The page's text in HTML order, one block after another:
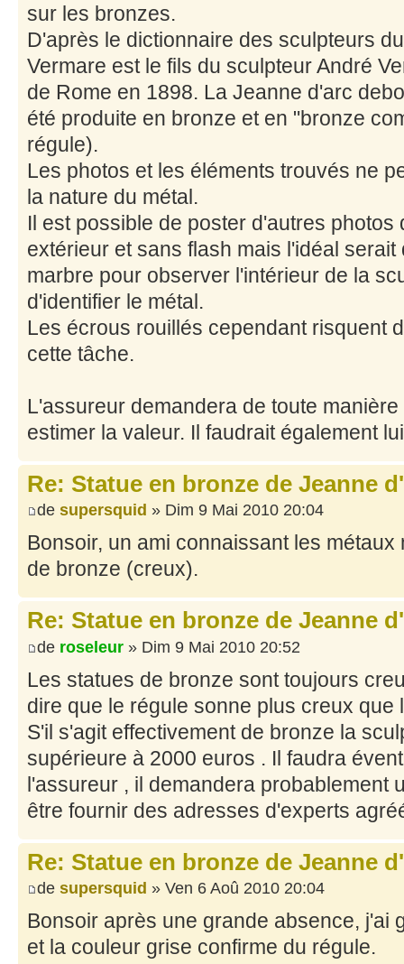
sur les bronzes.
D'après le dictionnaire des sculpteurs
Vermare est le fils du sculpteur André
de Rome en 1898. La Jeanne d'arc
été produite en bronze et en "bronze
régule).
Les photos et les éléments trouvés ne
la nature du métal.
Il est possible de poster d'autres photos
extérieur et sans flash mais l'idéal
marbre pour observer l'intérieur de la
d'identifier le métal.
Les écrous rouillés cependant risquent
cette tâche.
L'assureur demandera de toute
estimer la valeur. Il faudrait également
Re: Statue en bronze de Jeanne
de supersquid » Dim 9 Mai 2010 20:04
Bonsoir, un ami connaissant les
de bronze (creux).
Re: Statue en bronze de Jeanne
de roseleur » Dim 9 Mai 2010 20:52
Les statues de bronze sont toujours
dire que le régule sonne plus creux que
S'il s'agit effectivement de bronze la
supérieure à 2000 euros . Il faudra
l'assureur , il demandera probablement
être fournir des adresses d'experts
Re: Statue en bronze de Jeanne
de supersquid » Ven 6 Aoû 2010 20:04
Bonsoir après une grande absence, j'ai
et la couleur grise confirme du régule.